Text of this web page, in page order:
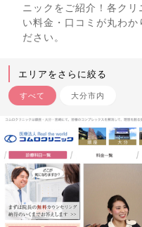
ニックをご紹介！各ク
い料金・口コミが丸わか
ださい。
エリアをさらに絞る
すべて 大分市内